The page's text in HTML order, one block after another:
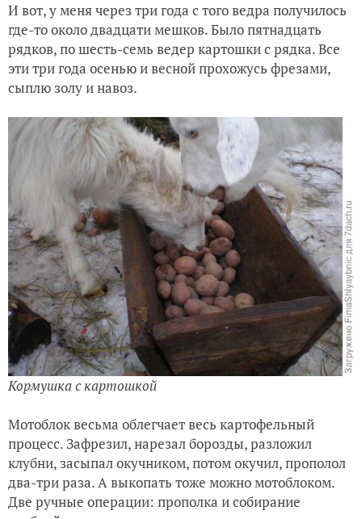
И вот, у меня через три года с того ведра получилось
где-то около двадцати мешков. Было пятнадцать
рядков, по шесть-семь ведер картошки с рядка. Все
эти три года осенью и весной прохожусь фрезами,
сыплю золу и навоз.
Кормушка с картошкой
Мотоблок весьма облегчает весь картофельный
процесс. Зафрезил, нарезал борозды, разложил
клубни, засыпал окучником, потом окучил, прополол
два-три раза. А выкопать тоже можно мотоблоком.
Две ручные операции: прополка и собирание